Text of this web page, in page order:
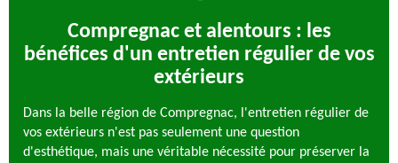
Compregnac et alentours : les
bénéfices d'un entretien régulier de vos
extérieurs
Dans la belle région de Compregnac, l'entretien régulier de
vos extérieurs n'est pas seulement une question
d'esthétique, mais une véritable nécessité pour préserver la